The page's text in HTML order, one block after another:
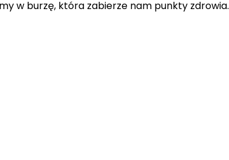
w burzę, która zabierze nam punkty zdrowia.